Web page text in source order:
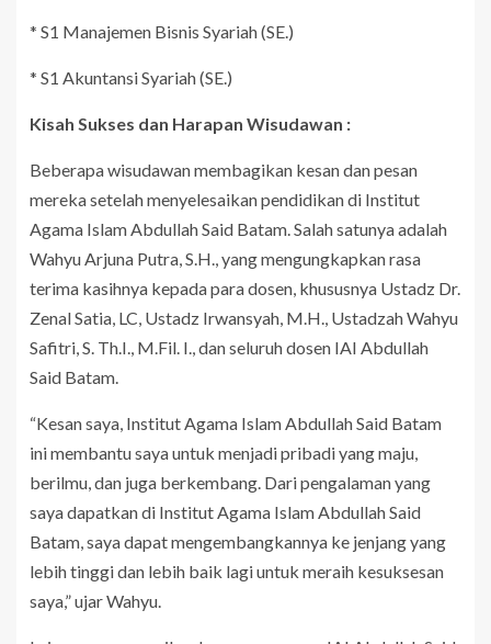
* S1 Manajemen Bisnis Syariah (SE.)
* S1 Akuntansi Syariah (SE.)
Kisah Sukses dan Harapan Wisudawan :
Beberapa wisudawan membagikan kesan dan pesan
mereka setelah menyelesaikan pendidikan di Institut
Agama Islam Abdullah Said Batam. Salah satunya adalah
Wahyu Arjuna Putra, S.H., yang mengungkapkan rasa
terima kasihnya kepada para dosen, khususnya Ustadz Dr.
Zenal Satia, LC, Ustadz Irwansyah, M.H., Ustadzah Wahyu
Safitri, S. Th.I., M.Fil. I., dan seluruh dosen IAI Abdullah
Said Batam.
“Kesan saya, Institut Agama Islam Abdullah Said Batam
ini membantu saya untuk menjadi pribadi yang maju,
berilmu, dan juga berkembang. Dari pengalaman yang
saya dapatkan di Institut Agama Islam Abdullah Said
Batam, saya dapat mengembangkannya ke jenjang yang
lebih tinggi dan lebih baik lagi untuk meraih kesuksesan
saya,” ujar Wahyu.